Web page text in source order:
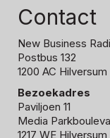
Contact
New Business
Postbus 132
1200 AC Hilversum
Bezoekadres
Paviljoen 11
Media
1217 WE Hilversum